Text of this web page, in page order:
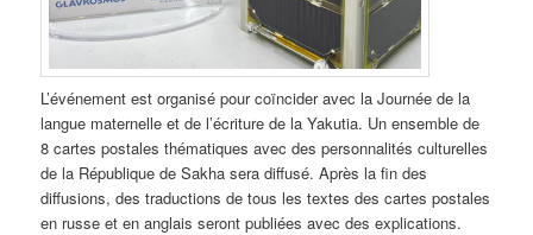
L’événement est organisé pour coïncider avec la Journée de la
langue maternelle et de l’écriture de la Yakutia. Un ensemble de
8 cartes postales thématiques avec des personnalités culturelles
de la République de Sakha sera diffusé. Après la fin des
diffusions, des traductions de tous les textes des cartes postales
en russe et en anglais seront publiées avec des explications.